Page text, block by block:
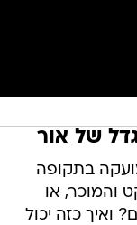
של אור
בתקופה
והמוכר, או
ואיך כזה יכול